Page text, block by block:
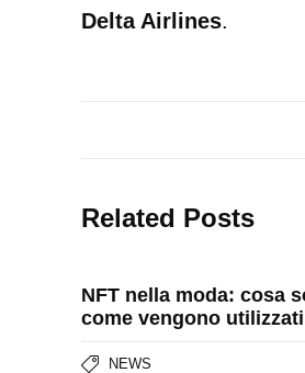
Delta Airlines.
Related Posts
NFT nella moda: cosa
come vengono utilizzati
NEWS